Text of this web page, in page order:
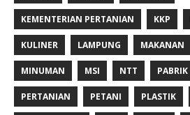
KEMENTERIAN PERTANIAN KKP
KULINER LAMPUNG MAKANAN
MINUMAN MSI NTT PABRIK
PERTANIAN PETANI PLASTIK